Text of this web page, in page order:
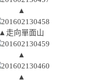
▲
走向單面山
▲
▲